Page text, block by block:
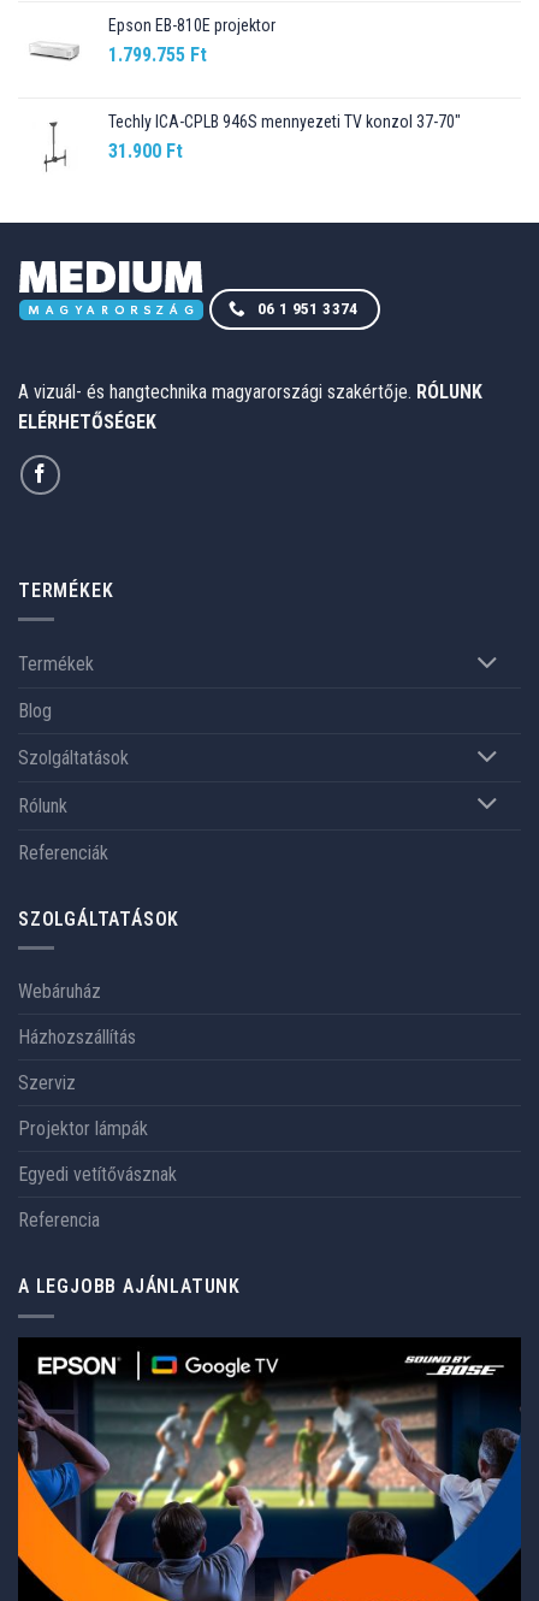
225.000 Ft.
Epson EB-810E projektor
1.799.755 Ft
Techly ICA-CPLB 946S mennyezeti TV konzol 37-70"
31.900 Ft
06 1 951 3374
A vizuál- és hangtechnika magyarországi szakértője. RÓLUNK
ELÉRHETŐSÉGEK
TERMÉKEK
Termékek
Blog
Szolgáltatások
Rólunk
Referenciák
SZOLGÁLTATÁSOK
Webáruház
Házhozszállítás
Szerviz
Projektor lámpák
Egyedi vetítővásznak
Referencia
A LEGJOBB AJÁNLATUNK